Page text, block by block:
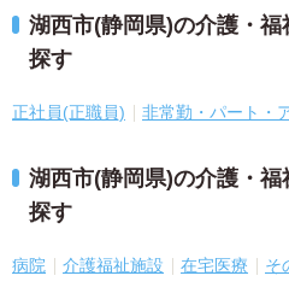
湖西市(静岡県)の介護・
探す
正社員(正職員) 非常勤・パート・
湖西市(静岡県)の介護・
探す
病院 介護福祉施設 在宅医療 そ